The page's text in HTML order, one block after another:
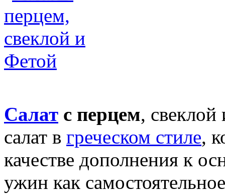
Салат с перцем,
салат в греческом стиле,
качестве дополнения к
ужин как